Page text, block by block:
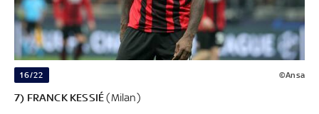
16/22 ©Ansa
7) FRANCK KESSIÉ(Milan)